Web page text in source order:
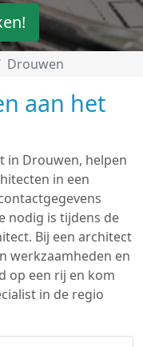
Drouwen
aan het
in Drouwen, helpen
in een
nodig is tijdens de
Bij een architect
werkzaamheden en
op een rij en kom
in de regio